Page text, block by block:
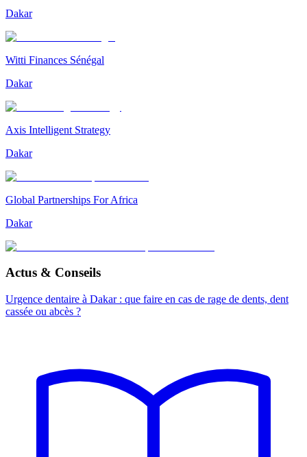
Dakar
Witti Finances Sénégal
Dakar
Axis Intelligent Strategy
Dakar
Global Partnerships For Africa
Dakar
Actus & Conseils
Urgence dentaire à Dakar : que faire en cas de rage de dents, dent
cassée ou abcès ?